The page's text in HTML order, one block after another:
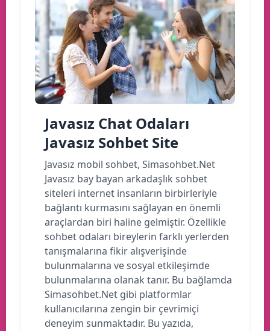
Javasız Chat Odaları
Javasız Sohbet Site
Javasız mobil sohbet, Simasohbet.Net
Javasız bay bayan arkadaşlık sohbet
siteleri internet insanların birbirleriyle
bağlantı kurmasını sağlayan en önemli
araçlardan biri haline gelmiştir. Özellikle
sohbet odaları bireylerin farklı yerlerden
tanışmalarına fikir alışverişinde
bulunmalarına ve sosyal etkileşimde
bulunmalarına olanak tanır. Bu bağlamda
Simasohbet.Net gibi platformlar
kullanıcılarına zengin bir çevrimiçi
deneyim sunmaktadır. Bu yazıda,